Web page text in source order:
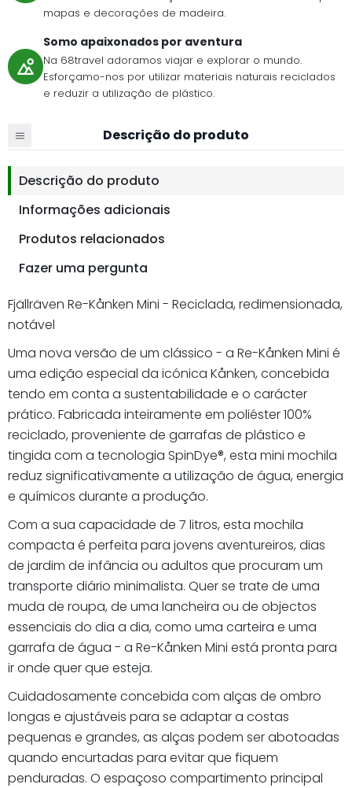
mapas e decorações de madeira.
Somo apaixonados por aventura
Na 68travel adoramos viajar e explorar o mundo.
Esforçamo-nos por utilizar materiais naturais reciclados
e reduzir a utilização de plástico.
Descrição do produto
Descrição do produto
Informações adicionais
Produtos relacionados
Fazer uma pergunta
Fjällräven Re-Kånken Mini - Reciclada, redimensionada,
notável
Uma nova versão de um clássico - a Re-Kånken Mini é
uma edição especial da icónica Kånken, concebida
tendo em conta a sustentabilidade e o carácter
prático. Fabricada inteiramente em poliéster 100%
reciclado, proveniente de garrafas de plástico e
tingida com a tecnologia SpinDye®, esta mini mochila
reduz significativamente a utilização de água, energia
e químicos durante a produção.
Com a sua capacidade de 7 litros, esta mochila
compacta é perfeita para jovens aventureiros, dias
de jardim de infância ou adultos que procuram um
transporte diário minimalista. Quer se trate de uma
muda de roupa, de uma lancheira ou de objectos
essenciais do dia a dia, como uma carteira e uma
garrafa de água - a Re-Kånken Mini está pronta para
ir onde quer que esteja.
Cuidadosamente concebida com alças de ombro
longas e ajustáveis para se adaptar a costas
pequenas e grandes, as alças podem ser abotoadas
quando encurtadas para evitar que fiquem
penduradas. O espaçoso compartimento principal